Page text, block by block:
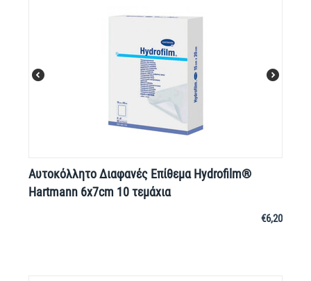
Αυτοκόλλητο Διαφανές Επίθεμα Hydrofilm®
Hartmann 6x7cm 10 τεμάχια
€6,20